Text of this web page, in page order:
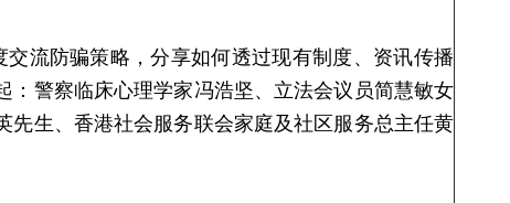
流防骗策略，分享如何透过现有制度、资讯传播
：警察临床心理学家冯浩坚、立法会议员简慧敏女
先生、香港社会服务联会家庭及社区服务总主任黄